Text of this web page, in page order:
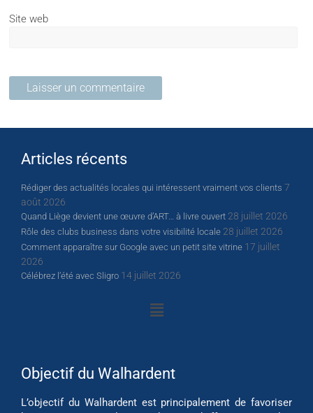
Site web
Articles récents
Rédiger des actualités locales qui intéressent vraiment vos clients 7
août 2026
Quand Liège devient une œuvre d’ART… à livre ouvert 28 juillet 2026
Rôle des clubs business dans votre visibilité locale 28 juillet 2026
Comment apparaître sur Google avec un petit site vitrine 17 juillet
2026
Célébrez l’été avec Sligro 14 juillet 2026
Objectif du Walhardent
L’objectif du Walhardent est principalement de favoriser